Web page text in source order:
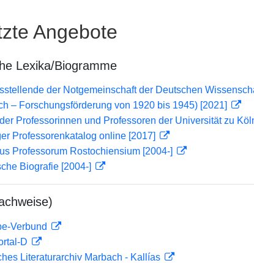
Angebote
Lexika/Biogramme
der Notgemeinschaft der Deutschen
– Forschungsförderung von 1920 bis 1945) [2021]
Professorinnen und Professoren der Universität zu
Professorenkatalog online [2017]
Professorum Rostochiensium [2004-]
Biografie [2004-]
Verbund
D
Literaturarchiv Marbach - Kallías